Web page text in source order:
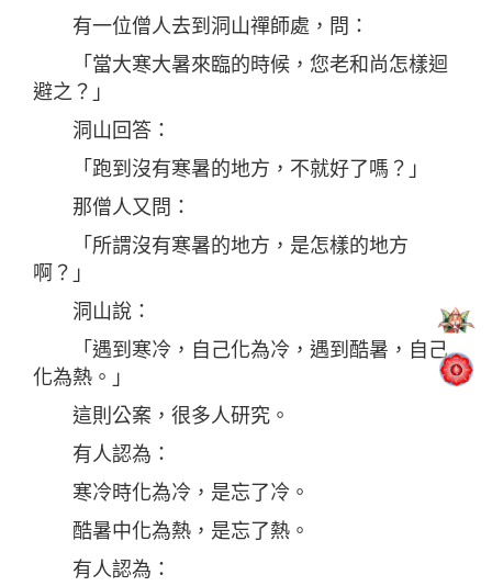
有一位僧人去到洞山禪師處，問：
「當大寒大暑來臨的時候，您老和尚怎樣迴
避之？」
洞山回答：
「跑到沒有寒暑的地方，不就好了嗎？」
那僧人又問：
「所謂沒有寒暑的地方，是怎樣的地方
啊？」
洞山說：
「遇到寒冷，自己化為冷，遇到酷暑，自己
化為熱。」
這則公案，很多人研究。
有人認為：
寒冷時化為冷，是忘了冷。
酷暑中化為熱，是忘了熱。
有人認為：